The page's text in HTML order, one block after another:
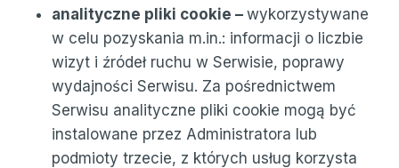
analityczne pliki cookie – wykorzystywane
w celu pozyskania m.in.: informacji o liczbie
wizyt i źródeł ruchu w Serwisie, poprawy
wydajności Serwisu. Za pośrednictwem
Serwisu analityczne pliki cookie mogą być
instalowane przez Administratora lub
podmioty trzecie, z których usług korzysta